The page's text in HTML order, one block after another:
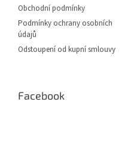
Obchodní podmínky
Podmínky ochrany osobních
údajů
Odstoupení od kupní smlouvy
Facebook